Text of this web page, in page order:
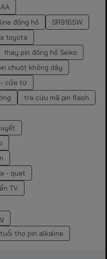
đồng hồ
SR916SW
toyota
thay pin đồng hồ Seiko
chuột không dây
- cửa từ
tra cứu mã pin flash
- quạt
TV
tuổi thọ pin alkaline